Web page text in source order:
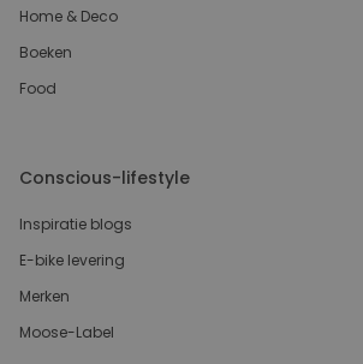
Home & Deco
Boeken
Food
Conscious-lifestyle
Inspiratie blogs
E-bike levering
Merken
Moose-Label